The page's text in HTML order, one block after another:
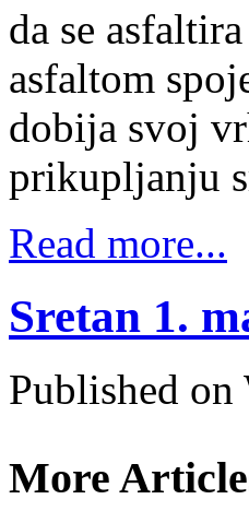
da se
asfaltom
dobija svoj
prikupljanju
Read more...
Sretan 1.
Published on
More